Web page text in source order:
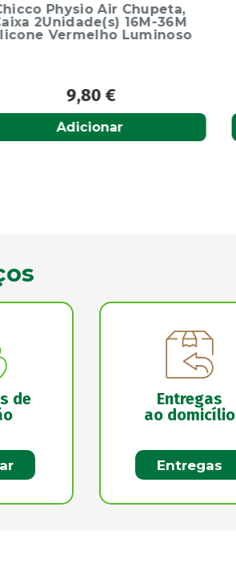
Mustela Kit Cesta Essenciais
Bebe Taupe
58,00
Adicionar
de
Entregas
ao domicílio
Entregas